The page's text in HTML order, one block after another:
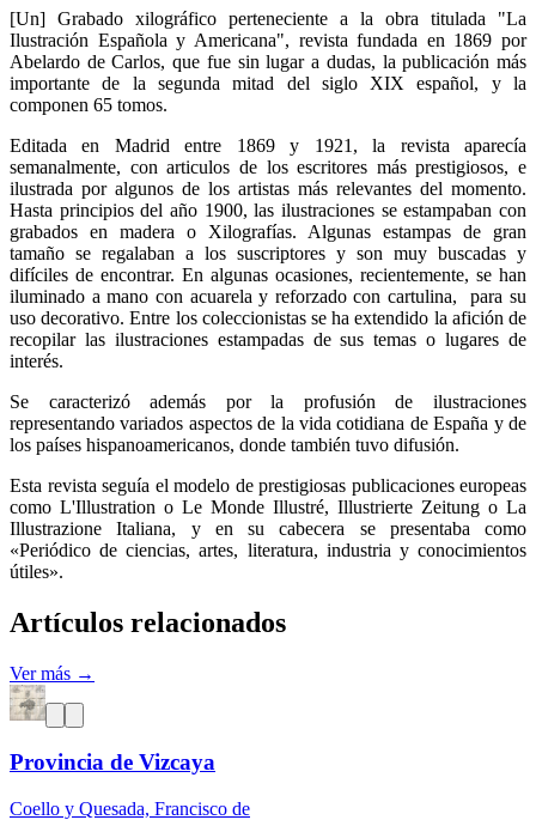
[Un] Grabado xilográfico perteneciente a la obra titulada "La
Ilustración Española y Americana", revista fundada en 1869 por
Abelardo de Carlos, que fue sin lugar a dudas, la publicación más
importante de la segunda mitad del siglo XIX español, y la
componen 65 tomos.
Editada en Madrid entre 1869 y 1921, la revista aparecía
semanalmente, con articulos de los escritores más prestigiosos, e
ilustrada por algunos de los artistas más relevantes del momento.
Hasta principios del año 1900, las ilustraciones se estampaban con
grabados en madera o Xilografías. Algunas estampas de gran
tamaño se regalaban a los suscriptores y son muy buscadas y
difíciles de encontrar. En algunas ocasiones, recientemente, se han
iluminado a mano con acuarela y reforzado con cartulina, para su
uso decorativo. Entre los coleccionistas se ha extendido la afición de
recopilar las ilustraciones estampadas de sus temas o lugares de
interés.
Se caracterizó además por la profusión de ilustraciones
representando variados aspectos de la vida cotidiana de España y de
los países hispanoamericanos, donde también tuvo difusión.
Esta revista seguía el modelo de prestigiosas publicaciones europeas
como L'Illustration o Le Monde Illustré, Illustrierte Zeitung o La
Illustrazione Italiana, y en su cabecera se presentaba como
«Periódico de ciencias, artes, literatura, industria y conocimientos
útiles».
Artículos relacionados
Ver más →
Provincia de Vizcaya
Coello y Quesada, Francisco de